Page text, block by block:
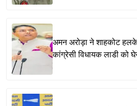
अमन अरोड़ा ने शाहकोट
कांग्रेसी विधायक लाडी को